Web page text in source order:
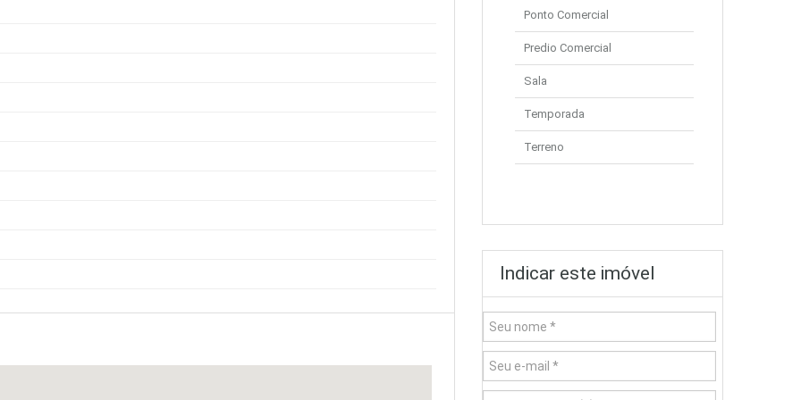
Ponto Comercial
Predio Comercial
Sala
Temporada
Terreno
Indicar este imóvel